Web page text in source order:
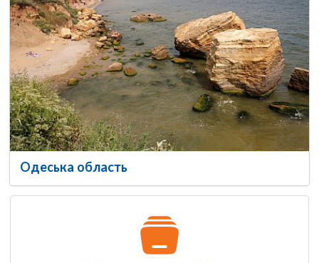
Одеська область